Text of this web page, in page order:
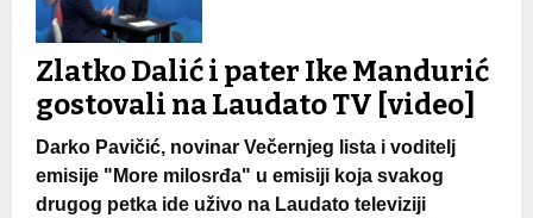
Zlatko Dalić i pater Ike Mandurić
gostovali na Laudato TV [video]
Darko Pavičić, novinar Večernjeg lista i voditelj
emisije "More milosrđa" u emisiji koja svakog
drugog petka ide uživo na Laudato televiziji